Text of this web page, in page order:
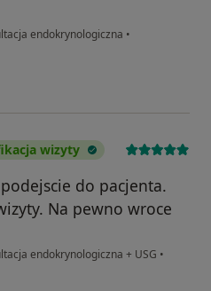
endokrynologiczna •
wizyty
do pacjenta.
Na pewno wroce
endokrynologiczna + USG •